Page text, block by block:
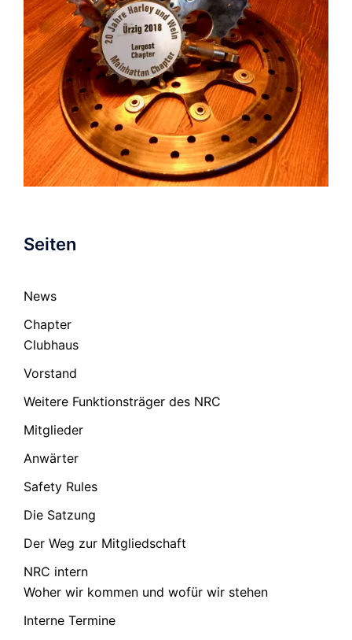
Seiten
News
Chapter
Clubhaus
Vorstand
Weitere Funktionsträger des NRC
Mitglieder
Anwärter
Safety Rules
Die Satzung
Der Weg zur Mitgliedschaft
NRC intern
Woher wir kommen und wofür wir stehen
Interne Termine